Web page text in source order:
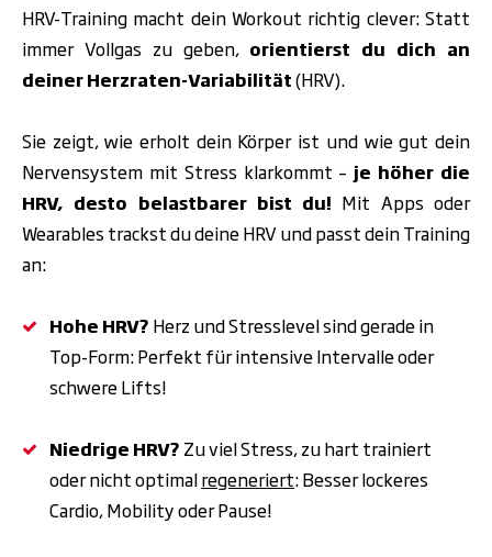
HRV-Training macht dein Workout richtig clever: Statt
immer Vollgas zu geben, orientierst du dich an
deiner Herzraten-Variabilität(HRV).
Sie zeigt, wie erholt dein Körper ist und wie gut dein
Nervensystem mit Stress klarkommt – je höher die
HRV, desto belastbarer bist du! Mit Apps oder
Wearables trackst du deine HRV und passt dein Training
an:
Hohe HRV? Herz und Stresslevel sind gerade in
Top-Form: Perfekt für intensive Intervalle oder
schwere Lifts!
Niedrige HRV? Zu viel Stress, zu hart trainiert
oder nicht optimalregeneriert: Besser lockeres
Cardio, Mobility oder Pause!